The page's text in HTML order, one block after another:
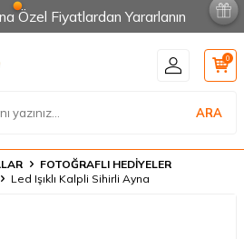
Özel Fiyatlardan Yararlanın
ARA
0
FOTOĞRAFLI HEDİYELER
Led Işıklı Kalpli Sihirli Ayna